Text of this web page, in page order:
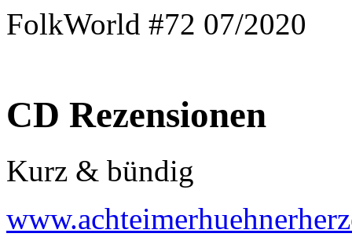
FolkWorld #72 07/2020
CD Rezensionen
Kurz & bündig